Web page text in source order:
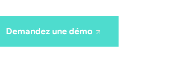
Demandez une démo